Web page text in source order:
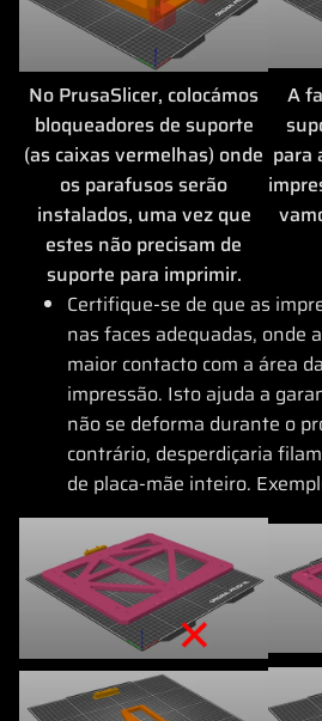
No PrusaSlicer, colocámos
bloqueadores de suporte
(as caixas vermelhas) onde
os parafusos serão
instalados, uma vez que
estes não precisam de
suporte para imprimir.
A
para
Certifique-se de que as
nas faces adequadas, onde
maior contacto com a área
impressão. Isto ajuda a
não se deforma durante o
contrário, desperdiçaria
de placa-mãe inteiro.